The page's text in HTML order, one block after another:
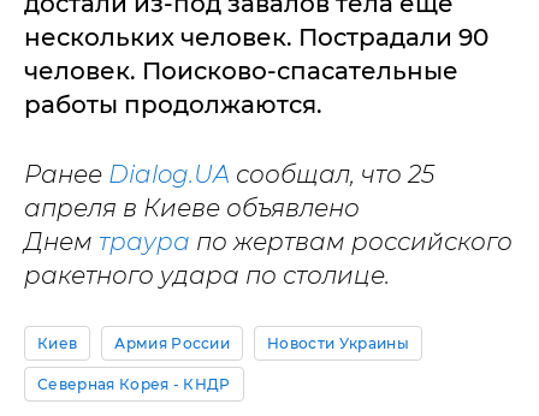
нескольких человек. Пострадали 90
человек. Поисково-спасательные
работы продолжаются.
Ранее Dialog.UA сообщал, что 25
апреля в Киеве объявлено
Днем траура по жертвам российского
ракетного удара по столице.
Киев Армия России Новости Украины
Северная Корея - КНДР